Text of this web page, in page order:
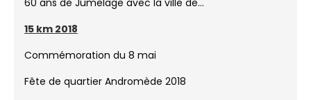
Finale Triplettes 2018
Stade Fallon - La Campagne
Rythm & Dance 2018
60 ans de Jumelage avec la ville de...